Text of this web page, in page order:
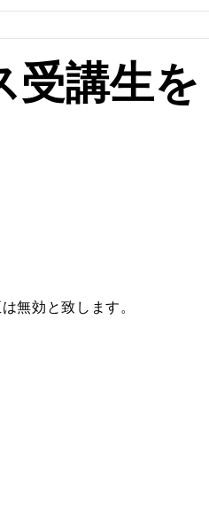
受講生を
無効と致します。